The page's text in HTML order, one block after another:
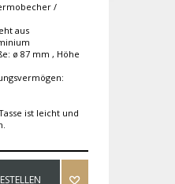
/
aus
ø 87 mm , Höhe
ist leicht und